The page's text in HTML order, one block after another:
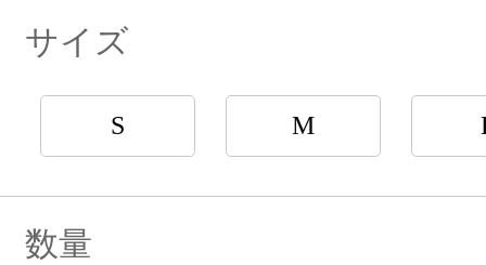
サイズ
S M
数量